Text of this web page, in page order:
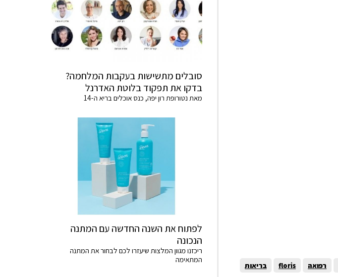
רפואה floris
בריאות
סובלים מתשישות בעקבות המלחמה?
בדקו את תפקוד בלוטת האדרנל
מאת נטורופת רון יפה, כנס אוכלים בריא ה-14
לפתוח את השנה החדשה עם המתנה
הנכונה
ריכזנו מגוון המלצות שיעזרו לכם לבחור את המתנה
המתאימה